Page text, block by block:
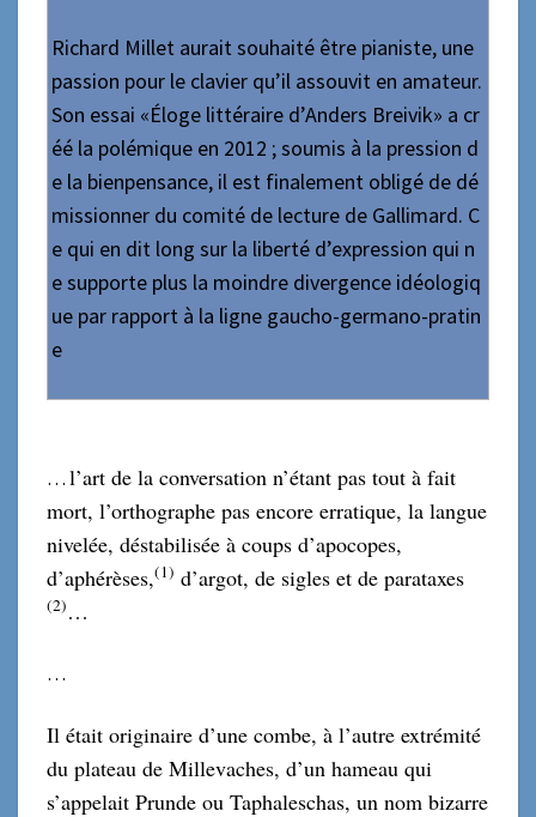
Richard Millet aurait souhaité être pianiste, une
passion pour le clavier qu’il assouvit en amateur.
Son essai «Éloge littéraire d’Anders Breivik» a cr
éé la polémique en 2012 ;soumis à la pression d
e la bienpensance, il est finalement obligé de dé
missionner du comité de lecture de Gallimard. C
e qui en dit long sur la liberté d’expression qui n
e supporte plus la moindre divergence idéologiq
ue par rapport à la ligne gaucho-germano-pratin
e
… l’art de la conversation n’étant pas tout à fait
mort, l’orthographe pas encore erratique, la langue
nivelée, déstabilisée à coups d’apocopes,
d’aphérèses,(1) d’argot, de sigles et de parataxes
(2)…
…
Il était originaire d’une combe, à l’autre extrémité
du plateau de Millevaches, d’un hameau qui
s’appelait Prunde ou Taphaleschas, un nom bizarre